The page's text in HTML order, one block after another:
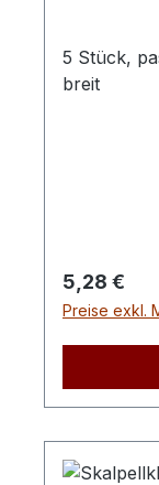
5 Stück,
breit
Regulärer
5,28 €
Preise exkl.